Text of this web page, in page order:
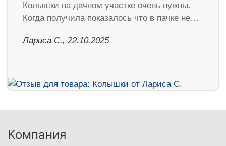
Колышки на дачном участке очень нужны.
Когда получила показалось что в пачке не…
Лариса С., 22.10.2025
Компания